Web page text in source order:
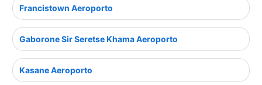
Francistown Aeroporto
Gaborone Sir Seretse Khama Aeroporto
Kasane Aeroporto